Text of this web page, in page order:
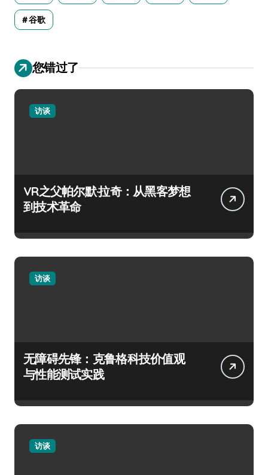
谷歌
您错过了
访谈
VR之父帕尔默·拉奇：从黑客梦想
到技术革命
访谈
无障碍先锋：克鲁格科技价值观
与性能测试实践
访谈